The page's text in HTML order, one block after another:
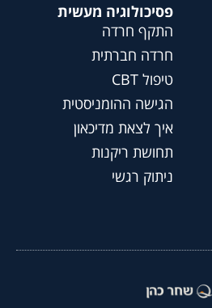
פסיכולוגיה מעשית
התקף חרדה
חרדה חברתית
טיפול CBT
הגישה ההומניסטית
איך לצאת מדיכאון
תחושת ריקנות
ניתוק רגשי